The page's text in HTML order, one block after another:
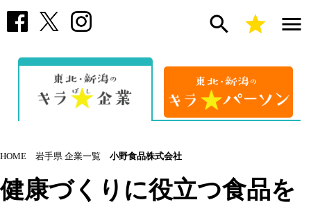
search star menu
HOME 岩手県 企業一覧 小野食品株式会社
健康づくりに役立つ食品を